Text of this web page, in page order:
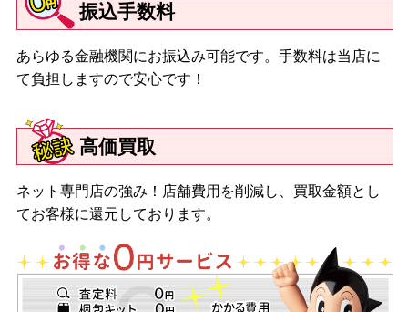
振込手数料
あらゆる金融機関にお振込み可能です。手数料は当店に
て負担しますので安心です！
高価買取
ネット専門店の強み！店舗費用を削減し、買取金額とし
てお客様に還元しております。